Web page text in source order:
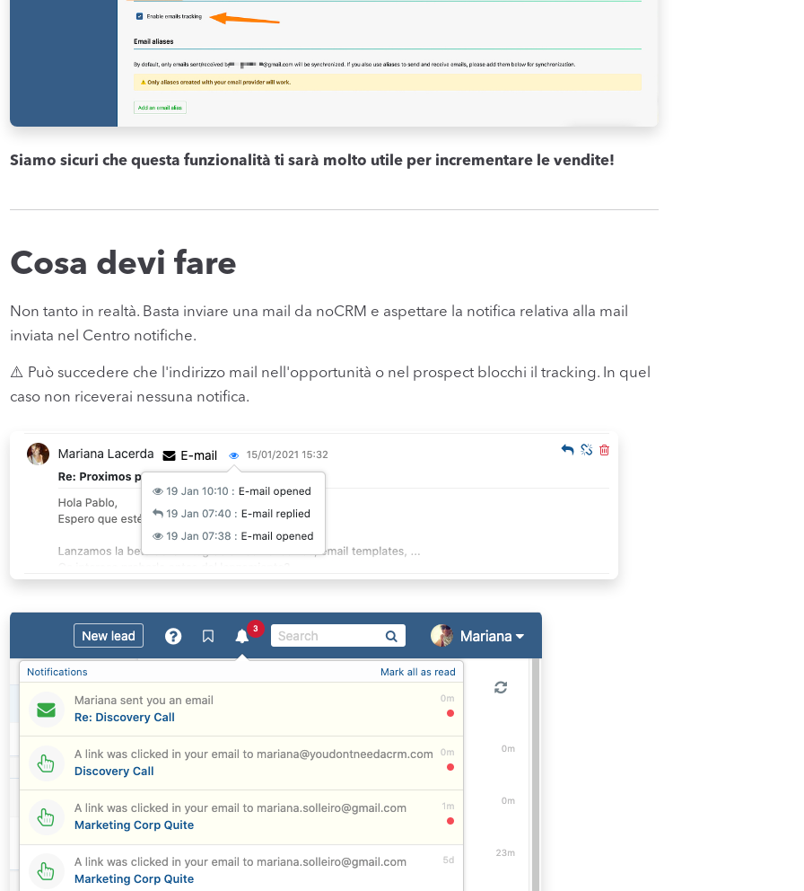
Siamo sicuri che questa funzionalità ti sarà molto utile per incrementare le vendite!
Cosa devi fare
Non tanto in realtà. Basta inviare una mail da noCRM e aspettare la notifica relativa alla mail
inviata nel Centro notifiche.
⚠️ Può succedere che l'indirizzo mail nell'opportunità o nel prospect blocchi il tracking. In quel
caso non riceverai nessuna notifica.